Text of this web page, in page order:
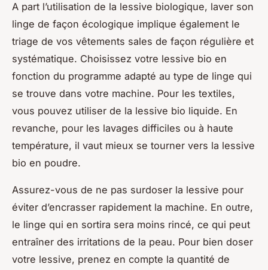
A part l’utilisation de la lessive biologique, laver son
linge de façon écologique implique également le
triage de vos vêtements sales de façon régulière et
systématique. Choisissez votre lessive bio en
fonction du programme adapté au type de linge qui
se trouve dans votre machine. Pour les textiles,
vous pouvez utiliser de la lessive bio liquide. En
revanche, pour les lavages difficiles ou à haute
température, il vaut mieux se tourner vers la lessive
bio en poudre.
Assurez-vous de ne pas surdoser la lessive pour
éviter d’encrasser rapidement la machine. En outre,
le linge qui en sortira sera moins rincé, ce qui peut
entraîner des irritations de la peau. Pour bien doser
votre lessive, prenez en compte la quantité de